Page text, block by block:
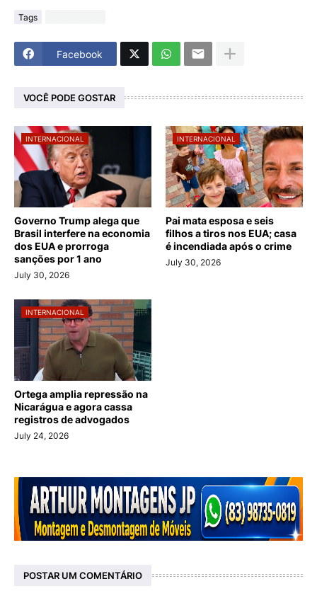
Tags
Facebook
VOCÊ PODE GOSTAR
INTERNACIONAL
Governo Trump alega que
Brasil interfere na economia
dos EUA e prorroga
sanções por 1 ano
July 30, 2026
INTERNACIONAL
Pai mata esposa e seis
filhos a tiros nos EUA; casa
é incendiada após o crime
July 30, 2026
INTERNACIONAL
Ortega amplia repressão na
Nicarágua e agora cassa
registros de advogados
July 24, 2026
POSTAR UM COMENTÁRIO